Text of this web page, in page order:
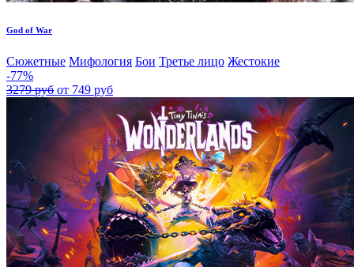
God of War
Сюжетные Мифология Бои Третье лицо Жестокие
-77%
3279 руб от 749 руб